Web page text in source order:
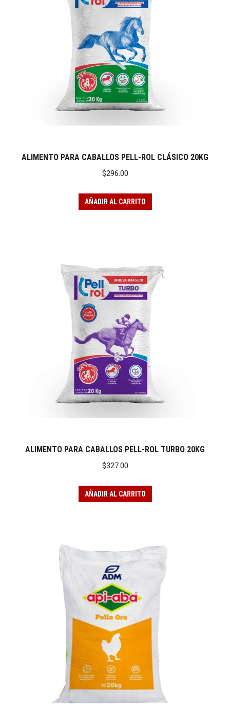
ALIMENTO PARA CABALLOS PELL-ROL CLÁSICO 20KG
$296.00
AÑADIR AL CARRITO
ALIMENTO PARA CABALLOS PELL-ROL TURBO 20KG
$327.00
AÑADIR AL CARRITO